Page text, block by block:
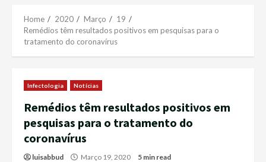
Home 2020 Março
19
Remédios têm resultados positivos em pesquisas para o
tratamento do coronavírus
Infectologia Notícias
Remédios têm resultados positivos em
pesquisas para o tratamento do
coronavírus
luisabbud Março 19, 2020 5 min read